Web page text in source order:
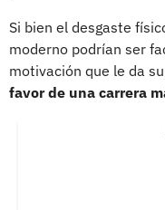
Si bien el desgaste
moderno podrían ser
motivación que le da
favor de una carrera